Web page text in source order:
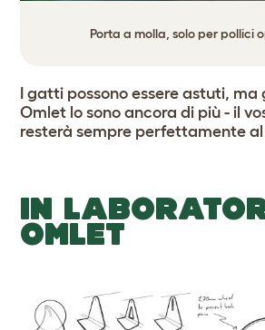
Porta a molla, solo per pollici
I gatti possono essere astuti,
Omlet lo sono ancora di più - il
resterà sempre perfettamente al
IN
OMLET